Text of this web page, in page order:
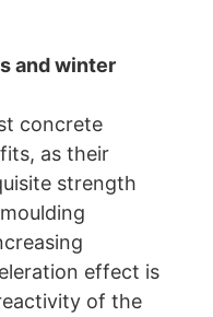
and winter
concrete
as their
strength
effect is
of the
dozorujúcemu
pre ochranu
Porýnia-
sebe alebo tretej
formáte, údaje,
v rámci plnenia
podobe. Keď
na inú zodpovednú
ak je to